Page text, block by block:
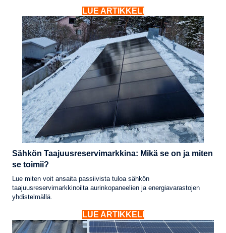
LUE ARTIKKELI
Sähkön Taajuusreservimarkkina: Mikä se on ja miten
se toimii?
Lue miten voit ansaita passiivista tuloa sähkön
taajuusreservimarkkinoilta aurinkopaneelien ja energiavarastojen
yhdistelmällä.
LUE ARTIKKELI